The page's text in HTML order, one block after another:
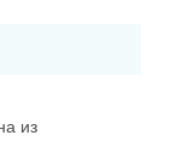
из